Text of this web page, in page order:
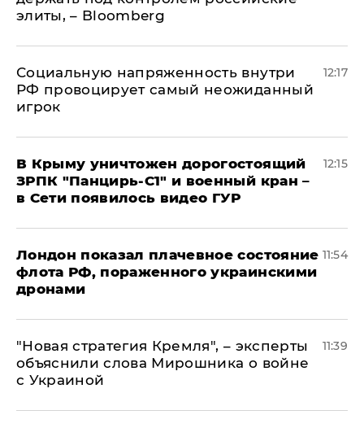
элиты, – Bloomberg
Социальную напряженность внутри
РФ провоцирует самый неожиданный
игрок
12:17
В Крыму уничтожен дорогостоящий
ЗРПК "Панцирь-С1" и военный кран –
в Сети появилось видео ГУР
12:15
Лондон показал плачевное состояние
флота РФ, пораженного украинскими
дронами
11:54
"Новая стратегия Кремля", – эксперты
объяснили слова Мирошника о войне
с Украиной
11:39